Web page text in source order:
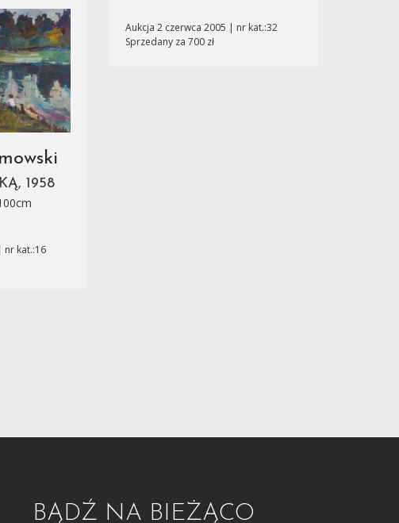
Aukcja 2 czerwca 2005 | nr kat.:32
Sprzedany za 700 zł
1958
nr kat.:16
BĄDŹ NA BIEŻĄCO